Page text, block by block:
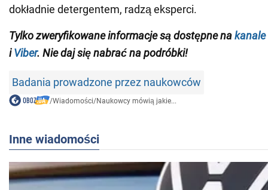
dokładnie detergentem, radzą eksperci.
Tylko zweryfikowane informacje są dostępne nakanale
iViber. Nie daj się nabrać na podróbki!
Badania prowadzone przez naukowców
/Wiadomości/Naukowcy mówią jakie...
Inne wiadomości